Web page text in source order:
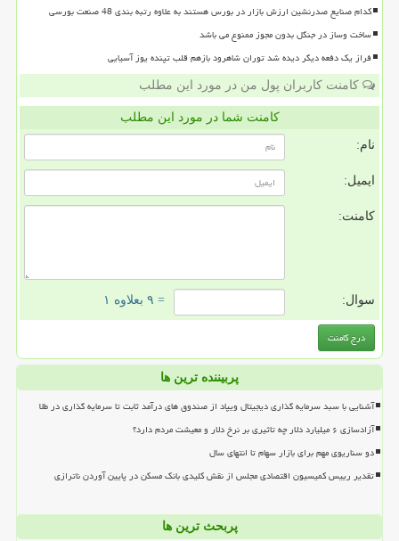
کدام صنایع صدرنشین ارزش بازار در بورس هستند به علاوه رتبه بندی 48 صنعت بورسی
ساخت وساز در جنگل بدون مجوز ممنوع می باشد
فراز یک دفعه دیگر دیده شد توران شاهرود بازهم قلب تپنده یوز آسیایی
کامنت کاربران پول من در مورد این مطلب
کامنت شما در مورد این مطلب
نام:
ایمیل:
کامنت:
سوال: = ۹ بعلاوه ۱
پربیننده ترین ها
آشنایی با سبد سرمایه گذاری دیجیتال ویپاد از صندوق های درآمد ثابت تا سرمایه گذاری در طلا
آزادسازی ۶ میلیارد دلار چه تاثیری بر نرخ دلار و معیشت مردم دارد؟
دو سناریوی مهم برای بازار سهام تا انتهای سال
تقدیر رییس کمیسیون اقتصادی مجلس از نقش کلیدی بانک مسکن در پایین آوردن ناترازی
پربحث ترین ها